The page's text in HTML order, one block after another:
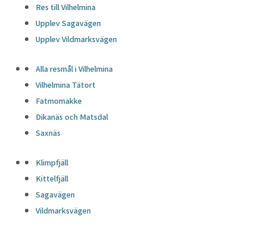
Res till Vilhelmina
Upplev Sagavägen
Upplev Vildmarksvägen
Alla resmål i Vilhelmina
Vilhelmina Tätort
Fatmomakke
Dikanäs och Matsdal
Saxnäs
Klimpfjäll
Kittelfjäll
Sagavägen
Vildmarksvägen